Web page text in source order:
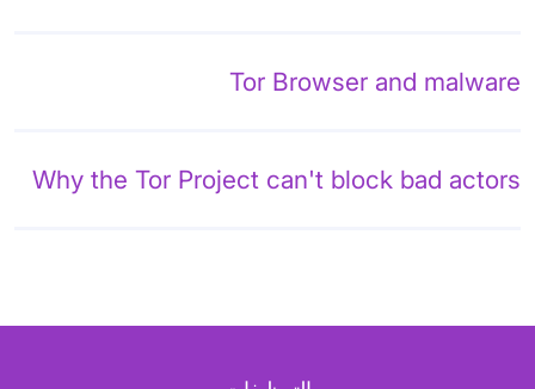
Tor Browser and malware
Why the Tor Project can't block bad actors